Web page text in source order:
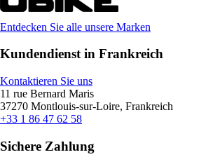
Entdecken Sie alle unsere Marken
Kundendienst in Frankreich
Kontaktieren Sie uns
11 rue Bernard Maris
37270 Montlouis-sur-Loire, Frankreich
+33 1 86 47 62 58
Sichere Zahlung